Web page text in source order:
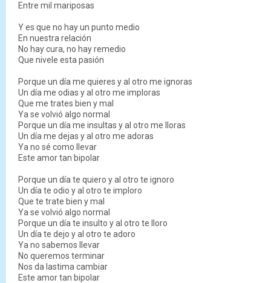
Entre mil mariposas
Y es que no hay un punto medio
En nuestra relación
No hay cura, no hay remedio
Que nivele esta pasión
Porque un día me quieres y al otro me ignoras
Un día me odias y al otro me imploras
Que me trates bien y mal
Ya se volvió algo normal
Porque un día me insultas y al otro me lloras
Un día me dejas y al otro me adoras
Ya no sé como llevar
Este amor tan bipolar
Porque un día te quiero y al otro te ignoro
Un día te odio y al otro te imploro
Que te trate bien y mal
Ya se volvió algo normal
Porque un día te insulto y al otro te lloro
Un día te dejo y al otro te adoro
Ya no sabemos llevar
No queremos terminar
Nos da lastima cambiar
Este amor tan bipolar